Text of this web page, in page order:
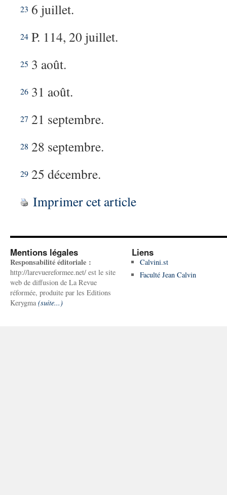
23 6 juillet.
24 P. 114, 20 juillet.
25 3 août.
26 31 août.
27 21 septembre.
28 28 septembre.
29 25 décembre.
Imprimer cet article
Mentions légales
Responsabilité éditoriale :
http://larevuereformee.net/ est le site
web de diffusion de La Revue
réformée, produite par les Editions
Kerygma (suite...)
Liens
Calvini.st
Faculté Jean Calvin